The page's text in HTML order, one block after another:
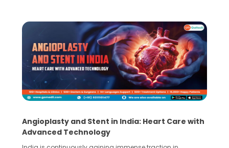
Angioplasty and Stent in India: Heart Care with
Advanced Technology